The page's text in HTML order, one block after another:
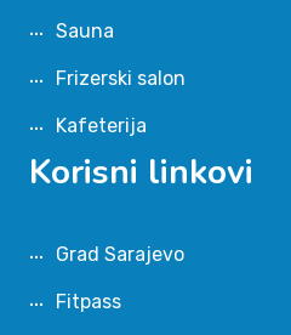
Sauna
Frizerski salon
Kafeterija
Korisni linkovi
Grad Sarajevo
Fitpass